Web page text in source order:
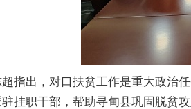
指出，对口扶贫工作是重大政治
挂职干部，帮助寻甸县巩固脱贫